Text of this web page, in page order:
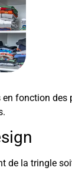
en fonction
de la tringle